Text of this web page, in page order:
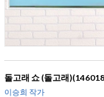
돌고래 쇼 (돌고래
이승희 작가